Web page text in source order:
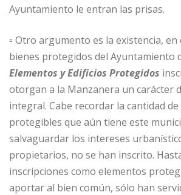
Ayuntamiento le entran las prisas.
▫ Otro argumento es la existencia, en
bienes protegidos del Ayuntamiento
Elementos y Edificios Protegidos
otorgan a la Manzanera un carácter
integral. Cabe recordar la cantidad
protegibles que aún tiene este
salvaguardar los intereses
propietarios, no se han inscrito.
inscripciones como elementos
aportar al bien común, sólo han